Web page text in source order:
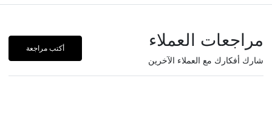
مراجعات العملاء
شارك أفكارك مع العملاء الآخرين
أكتب مراجعة